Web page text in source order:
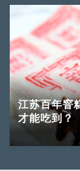
江苏百年窨
才能吃到？